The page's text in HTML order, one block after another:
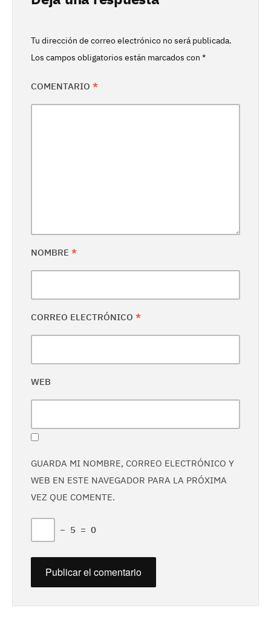
Tu dirección de correo electrónico no será publicada.
Los campos obligatorios están marcados con *
COMENTARIO *
NOMBRE *
CORREO ELECTRÓNICO *
WEB
GUARDA MI NOMBRE, CORREO ELECTRÓNICO Y
WEB EN ESTE NAVEGADOR PARA LA PRÓXIMA
VEZ QUE COMENTE.
− 5 = 0